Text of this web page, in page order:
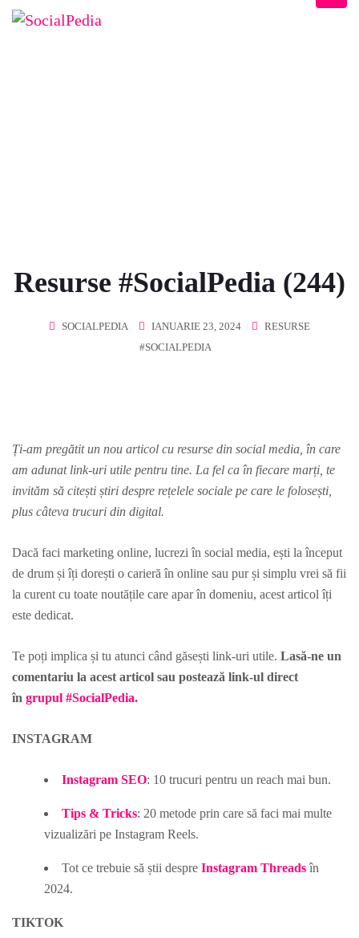
Resurse #SocialPedia (244)
SOCIALPEDIA IANUARIE 23, 2024
RESURSE
#SOCIALPEDIA
Ți-am pregătit un nou articol cu resurse din social media, în care
am adunat link-uri utile pentru tine. La fel ca în fiecare marți, te
invităm să citești știri despre rețelele sociale pe care le folosești,
plus câteva trucuri din digital.
Dacă faci marketing online, lucrezi în social media, ești la început
de drum și îți dorești o carieră în online sau pur și simplu vrei să fii
la curent cu toate noutățile care apar în domeniu, acest articol îți
este dedicat.
Te poți implica și tu atunci când găsești link-uri utile. Lasă-ne un
comentariu la acest articol sau postează link-ul direct
în grupul #SocialPedia.
INSTAGRAM
Instagram SEO: 10 trucuri pentru un reach mai bun.
Tips & Tricks: 20 metode prin care să faci mai multe
vizualizări pe Instagram Reels.
Tot ce trebuie să știi despre Instagram Threadsîn
2024.
TIKTOK